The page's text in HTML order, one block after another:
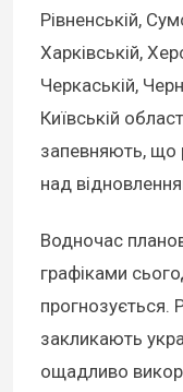
Рівненській,
Харківській,
Черкаській,
Київській
запевняють, що
над
Водночас
графіками
прогнозується.
закликають
ощадливо